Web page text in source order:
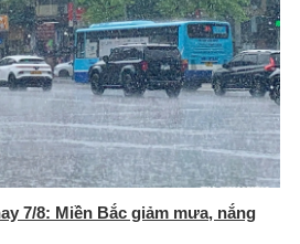
7/8: Miền Bắc giảm mưa, nắng